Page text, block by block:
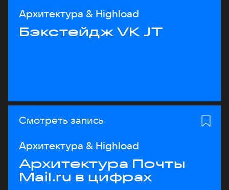
Архитектура & Highload
Бэкстейдж VK JT
Смотреть запись
Архитектура & Highload
Архитектура Почты
Mail.ru в цифрах